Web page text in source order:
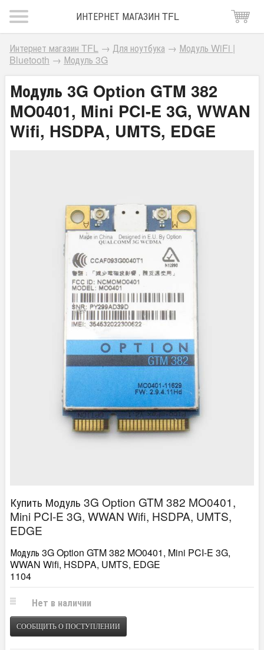
ИНТЕРНЕТ МАГАЗИН TFL
Интернет магазин TFL → Для ноутбука → Модуль WiFi |
Bluetooth → Модуль 3G
Модуль 3G Option GTM 382
MO0401, Mini PCI-E 3G, WWAN
Wifi, HSDPA, UMTS, EDGE
Купить Модуль 3G Option GTM 382 MO0401,
Mini PCI-E 3G, WWAN Wifi, HSDPA, UMTS,
EDGE
Модуль 3G Option GTM 382 MO0401, Mini PCI-E 3G,
WWAN Wifi, HSDPA, UMTS, EDGE
1104
Нет в наличии
СООБЩИТЬ О ПОСТУПЛЕНИИ